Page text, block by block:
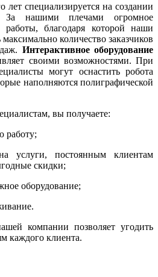
специализируется на создании
За нашими плечами огромное
работы, благодаря которой наши
количество заказчиков
Интерактивное оборудование
своими возможностями. При
могут оснастить робота
наполняются полиграфической
вы получаете:
работу;
услуги, постоянным клиентам
скидки;
оборудование;
компании позволяет угодить
каждого клиента.